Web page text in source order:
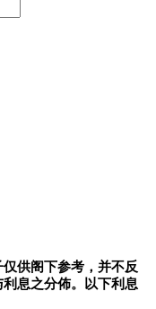
供阁下参考，并不反
息之分佈。以下利息